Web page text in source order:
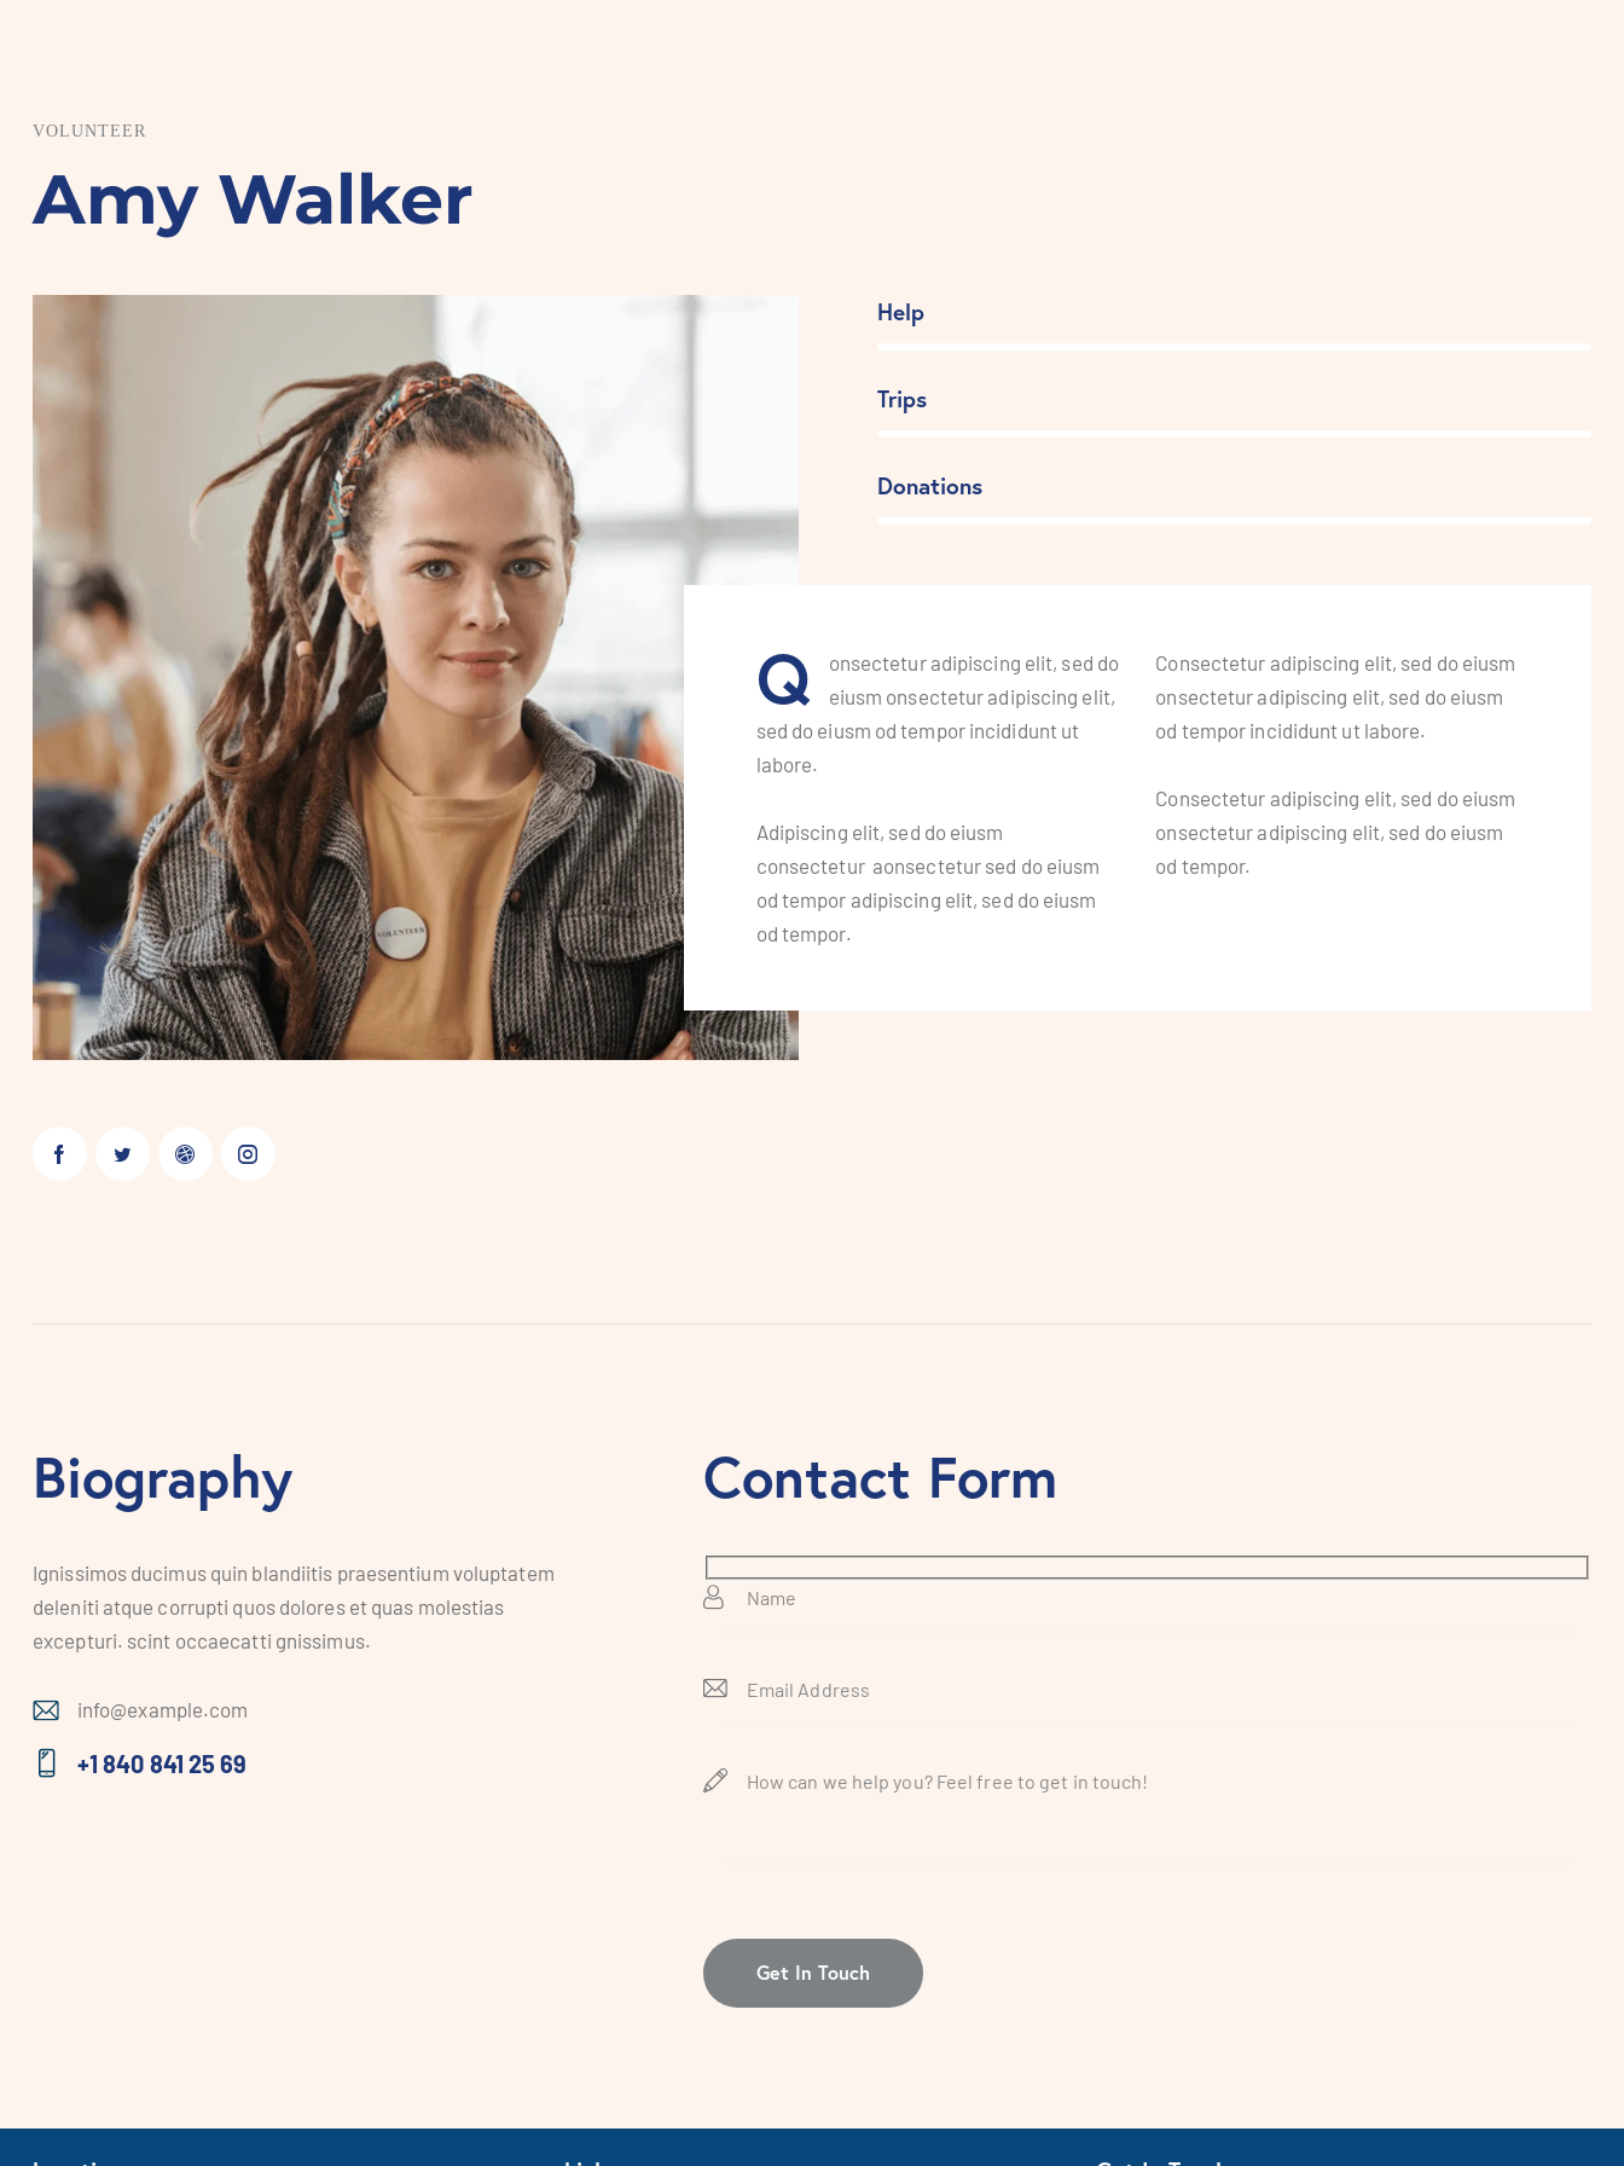
VOLUNTEER
Amy Walker
Help
Trips
Donations
Q
onsectetur adipiscing elit, sed do
eiusm onsectetur adipiscing elit,
sed do eiusm od tempor incididunt ut
labore.
Adipiscing elit, sed do eiusm
consectetur aonsectetur sed do eiusm
od tempor adipiscing elit, sed do eiusm
od tempor.
Consectetur adipiscing elit, sed do eiusm
onsectetur adipiscing elit, sed do eiusm
od tempor incididunt ut labore.
Consectetur adipiscing elit, sed do eiusm
onsectetur adipiscing elit, sed do eiusm
od tempor.
Biography
Ignissimos ducimus quin blandiitis praesentium voluptatem
deleniti atque corrupti quos dolores et quas molestias
excepturi. scint occaecatti gnissimus.
E-
m
info@example.com
+1 840 841 25 69
Contact Form